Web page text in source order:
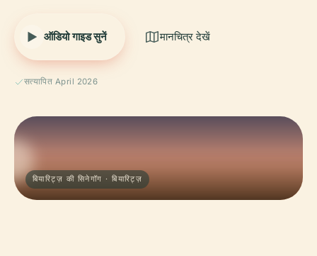
ऑडियो गाइड सुनें मानचित्र देखें
सत्यापित April 2026
बियारिट्ज़ की सिनेगॉग · बियारिट्ज़